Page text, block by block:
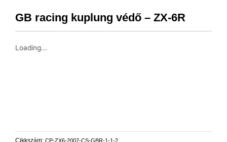
GB racing kuplung védő – ZX-6R
Loading...
Cikkszám: CP-ZX6-2007-CS-GBR-1-1-2